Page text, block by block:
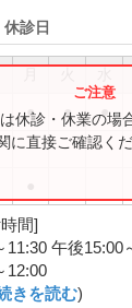
診日
● ● ●
休診・休業の場
に直接ご確認くだ
間]
11:30 午後15:00
12:00
きを読む)